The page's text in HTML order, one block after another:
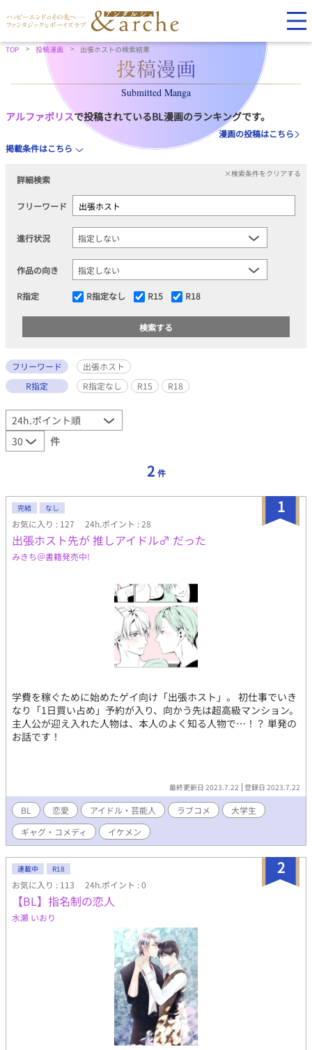
TOP 投稿漫画 出張ホストの検索結果
Submitted Manga
アルファポリスで投稿されているBL漫画のランキングです。
漫画の投稿はこちら
掲載条件はこちら
詳細検索
×検索条件をクリアする
フリーワード
進行状況
作品の向き
R指定 R指定なし R15 R18
フリーワード
出張ホスト
R指定
R指定なし R15 R18
件
2 件
1
完結 なし
お気に入り : 127 24h.ポイント : 28
出張ホスト先が 推しアイドル♂ だった
みきち＠書籍発売中!
学費を稼ぐために始めたゲイ向け「出張ホスト」。 初仕事でいき
なり「1日買い占め」予約が入り、向かう先は超高級マンション。
主人公が迎え入れた人物は、本人のよく知る人物で…！？ 単発の
お話です！
最終更新日 2023.7.22 登録日 2023.7.22
BL 恋愛 アイドル・芸能人 ラブコメ
大学生
ギャグ・コメディ
イケメン
2
連載中 R18
お気に入り : 113 24h.ポイント : 0
【BL】指名制の恋人
水瀬 いおり